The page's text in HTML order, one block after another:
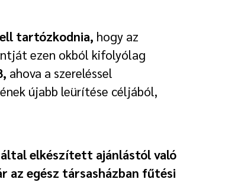
tartózkodnia, hogy az
ezen okból kifolyólag
ahova a szereléssel
újabb leürítése céljából,
által elkészített ajánlástól való
az egész társasházban fűtési